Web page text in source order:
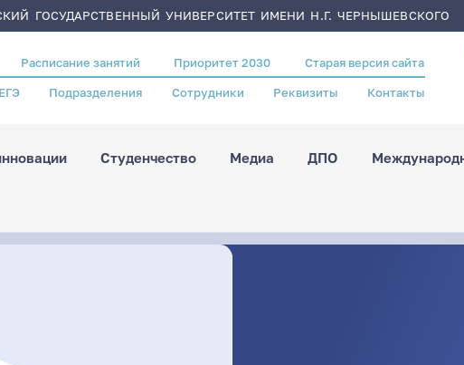
ГОСУДАРСТВЕННЫЙ УНИВЕРСИТЕТ ИМЕНИ Н.Г. ЧЕРНЫШЕВСКОГО
Расписание занятий Приоритет 2030 Старая версия сайта
Подразделения Сотрудники Реквизиты Контакты
Студенчество Медиа ДПО